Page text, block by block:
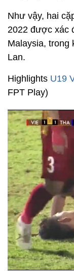
Như vậy, hai
2022 được xác
Malaysia, trong
Lan.
Highlights U19
FPT Play)